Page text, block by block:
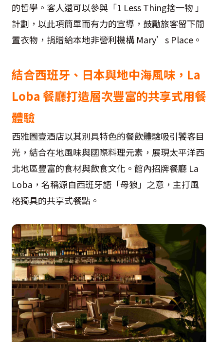
的哲學。客人還可以參與「1 Less Thing捨一物 」
計劃，以此項簡單而有力的宣導，鼓勵旅客留下閒
置衣物，捐贈給本地非營利機構 Mary’s Place。
結合西班牙、日本與地中海風味，La
Loba 餐廳打造層次豐富的共享式用餐
體驗
西雅圖壹酒店以其別具特色的餐飲體驗吸引饕客目
光，結合在地風味與國際料理元素，展現太平洋西
北地區豐富的食材與飲食文化。館內招牌餐廳 La
Loba，名稱源自西班牙語「母狼」之意，主打風
格獨具的共享式餐點。